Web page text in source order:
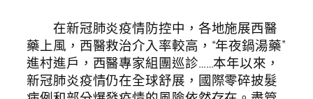
在新冠肺炎疫情防控中，各地施展西醫
藥上風，西醫救治介入率較高，“年夜鍋湯藥”
進村進戶，西醫專家組團巡診……本年以來，
新冠肺炎疫情仍在全球舒展，國際零碎披髮